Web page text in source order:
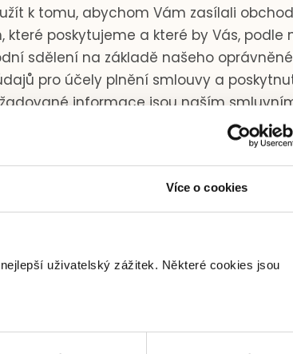
Více o cookies
uživatelský zážitek. Některé cookies jsou
k tomu, abychom Vám zasílali
poskytujeme a které by Vás, podle
sdělení na základě našeho
pro účely plnění smlouvy a
informace jsou naším
neposkytnutí odpovědi na Vámi
sdělení můžete kdykoliv
emailu kliknout na odkaz “Odhlásit z
nebo jinou adresu, ze
můžeme za výše uvedenými
třetím osobám, vyžaduje-li to zákon